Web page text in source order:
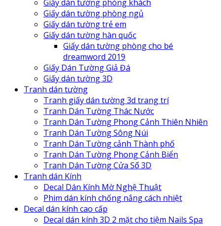
Giấy dán tường phòng khách
Giấy dán tường phòng ngủ
Giấy dán tường trẻ em
Giấy dán tường hàn quốc
Giấy dán tường phòng cho bé
dreamword 2019
Giấy Dán Tường Giả Đá
Giấy dán tường 3D
Tranh dán tường
Tranh giấy dán tường 3d trang trí
Tranh Dán Tường Thác Nước
Tranh Dán Tường Phong Cảnh Thiên Nhiên
Tranh Dán Tường Sông Núi
Tranh Dán Tường cảnh Thành phố
Tranh Dán Tường Phong Cảnh Biển
Tranh Dán Tường Cửa Sổ 3D
Tranh dán Kính
Decal Dán Kính Mờ Nghệ Thuật
Phim dán kính chống nắng cách nhiệt
Decal dán kính cao cấp
Decal dán kính 3D 2 mặt cho tiệm Nails Spa